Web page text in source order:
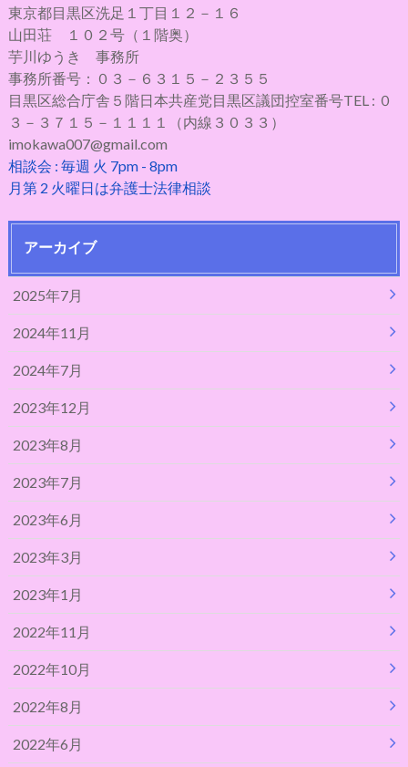
東京都目黒区洗足１丁目１２－１６
山田荘 １０２号（１階奥）
芋川ゆうき 事務所
事務所番号：０３－６３１５－２３５５
目黒区総合庁舎５階日本共産党目黒区議団控室番号TEL : ０
３－３７１５－１１１１（内線３０３３）
imokawa007@gmail.com
相談会 : 毎週 火 7pm - 8pm
月第 2 火曜日は弁護士法律相談
アーカイブ
2025年7月
2024年11月
2024年7月
2023年12月
2023年8月
2023年7月
2023年6月
2023年3月
2023年1月
2022年11月
2022年10月
2022年8月
2022年6月